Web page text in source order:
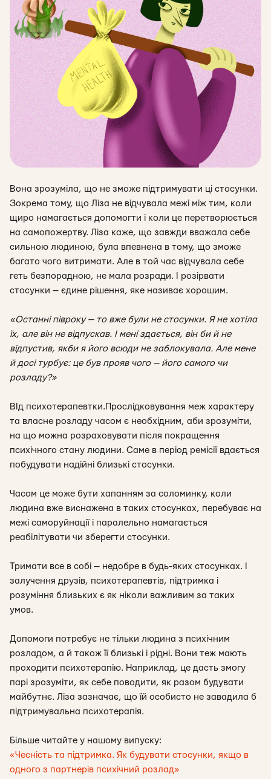
Вона зрозуміла, що не зможе підтримувати ці стосунки.
Зокрема тому, що Ліза не відчувала межі між тим, коли
щиро намагається допомогти і коли це перетворюється
на самопожертву. Ліза каже, що завжди вважала себе
сильною людиною, була впевнена в тому, що зможе
багато чого витримати. Але в той час відчувала себе
геть безпорадною, не мала розради. І розірвати
стосунки — єдине рішення, яке називає хорошим.
«Останні півроку — то вже були не стосунки. Я не хотіла
їх, але він не відпускав. І мені здається, він би й не
відпустив, якби я його всюди не заблокувала. Але мене
й досі турбує: це був прояв чого — його самого чи
розладу?»
ВІд психотерапевтки. Прослідковування меж характеру
та власне розладу часом є необхідним, аби зрозуміти,
на що можна розраховувати після покращення
психічного стану людини. Саме в період ремісії вдається
побудувати надійні близькі стосунки.
Часом це може бути хапанням за соломинку, коли
людина вже виснажена в таких стосунках, перебуває на
межі саморуйнації і паралельно намагається
реабілітувати чи зберегти стосунки.
Тримати все в собі — недобре в будь-яких стосунках. І
залучення друзів, психотерапевтів, підтримка і
розуміння близьких є як ніколи важливим за таких
умов.
Допомоги потребує не тільки людина з психічним
розладом, а й також її близькі і рідні. Вони теж мають
проходити психотерапію. Наприклад, це дасть змогу
парі зрозуміти, як себе поводити, як разом будувати
майбутнє. Ліза зазначає, що їй особисто не завадила б
підтримувальна психотерапія.
Більше читайте у нашому випуску:
«Чесність та підтримка. Як будувати стосунки, якщо в
одного з партнерів психічний розлад»